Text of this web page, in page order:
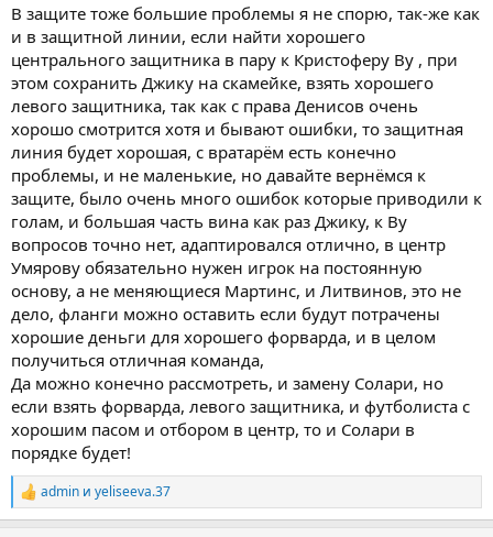
В защите тоже большие проблемы я не спорю, так-же как
и в защитной линии, если найти хорошего
центрального защитника в пару к Кристоферу Ву , при
этом сохранить Джику на скамейке, взять хорошего
левого защитника, так как с права Денисов очень
хорошо смотрится хотя и бывают ошибки, то защитная
линия будет хорошая, с вратарём есть конечно
проблемы, и не маленькие, но давайте вернёмся к
защите, было очень много ошибок которые приводили к
голам, и большая часть вина как раз Джику, к Ву
вопросов точно нет, адаптировался отлично, в центр
Умярову обязательно нужен игрок на постоянную
основу, а не меняющиеся Мартинс, и Литвинов, это не
дело, фланги можно оставить если будут потрачены
хорошие деньги для хорошего форварда, и в целом
получиться отличная команда,
Да можно конечно рассмотреть, и замену Солари, но
если взять форварда, левого защитника, и футболиста с
хорошим пасом и отбором в центр, то и Солари в
порядке будет!
Р
е
admin и yeliseeva.37